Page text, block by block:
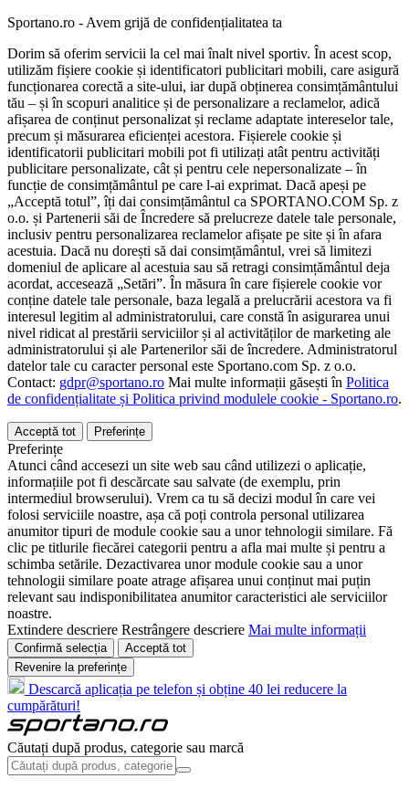
Sportano.ro - Avem grijă de confidențialitatea ta
Dorim să oferim servicii la cel mai înalt nivel sportiv. În acest scop,
utilizăm fișiere cookie și identificatori publicitari mobili, care asigură
funcționarea corectă a site-ului, iar după obținerea consimțământului
tău – și în scopuri analitice și de personalizare a reclamelor, adică
afișarea de conținut personalizat și reclame adaptate intereselor tale,
precum și măsurarea eficienței acestora. Fișierele cookie și
identificatorii publicitari mobili pot fi utilizați atât pentru activități
publicitare personalizate, cât și pentru cele nepersonalizate – în
funcție de consimțământul pe care l-ai exprimat. Dacă apeși pe
„Acceptă totul”, îți dai consimțământul ca SPORTANO.COM Sp. z
o.o. și Partenerii săi de Încredere să prelucreze datele tale personale,
inclusiv pentru personalizarea reclamelor afișate pe site și în afara
acestuia. Dacă nu dorești să dai consimțământul, vrei să limitezi
domeniul de aplicare al acestuia sau să retragi consimțământul deja
acordat, accesează „Setări”. În măsura în care fișierele cookie vor
conține datele tale personale, baza legală a prelucrării acestora va fi
interesul legitim al administratorului, care constă în asigurarea unui
nivel ridicat al prestării serviciilor și al activităților de marketing ale
administratorului și ale Partenerilor săi de încredere. Administratorul
datelor tale cu caracter personal este Sportano.com Sp. z o.o.
Contact: gdpr@sportano.ro Mai multe informații găsești în Politica
de confidențialitate și Politica privind modulele cookie - Sportano.ro.
Acceptă tot Preferințe
Preferințe
Atunci când accesezi un site web sau când utilizezi o aplicație,
informațiile pot fi descărcate sau salvate (de exemplu, prin
intermediul browserului). Vrem ca tu să decizi modul în care vei
folosi serviciile noastre, așa că poți controla personal utilizarea
anumitor tipuri de module cookie sau a unor tehnologii similare. Fă
clic pe titlurile fiecărei categorii pentru a afla mai multe și pentru a
schimba setările. Dezactivarea unor module cookie sau a unor
tehnologii similare poate atrage afișarea unui conținut mai puțin
relevant sau indisponibilitatea anumitor caracteristici ale serviciilor
noastre.
Extindere descriere Restrângere descriere Mai multe informații
Confirmă selecția
Acceptă tot
Revenire la preferințe
Descarcă aplicația pe telefon și obține 40 lei reducere la
cumpărături!
Căutați după produs, categorie sau marcă